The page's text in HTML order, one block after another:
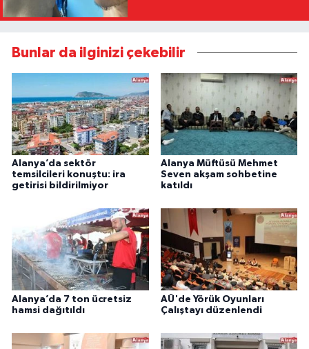
Bunlar da ilginizi çekebilir
Alanya’da sektör
temsilcileri konuştu: ira
getirisi bildirilmiyor
Alanya Müftüsü Mehmet
Seven akşam sohbetine
katıldı
Alanya’da 7 ton ücretsiz
hamsi dağıtıldı
AÜ'de Yörük Oyunları
Çalıştayı düzenlendi